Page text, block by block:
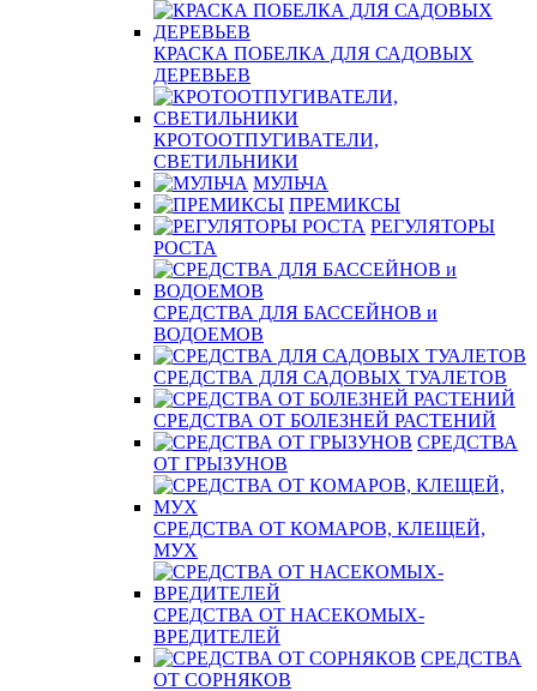
КРАСКА ПОБЕЛКА ДЛЯ САДОВЫХ
ДЕРЕВЬЕВ
КРОТООТПУГИВАТЕЛИ,
СВЕТИЛЬНИКИ
МУЛЬЧА
ПРЕМИКСЫ
РЕГУЛЯТОРЫ
РОСТА
СРЕДСТВА ДЛЯ БАССЕЙНОВ и
ВОДОЕМОВ
СРЕДСТВА ДЛЯ САДОВЫХ ТУАЛЕТОВ
СРЕДСТВА ОТ БОЛЕЗНЕЙ РАСТЕНИЙ
СРЕДСТВА
ОТ ГРЫЗУНОВ
СРЕДСТВА ОТ КОМАРОВ, КЛЕЩЕЙ,
МУХ
СРЕДСТВА ОТ НАСЕКОМЫХ-
ВРЕДИТЕЛЕЙ
СРЕДСТВА
ОТ СОРНЯКОВ